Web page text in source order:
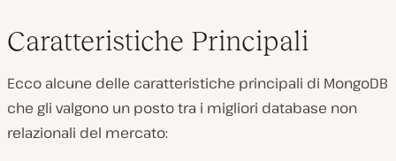
Caratteristiche Principali
Ecco alcune delle caratteristiche principali di MongoDB
che gli valgono un posto tra i migliori database non
relazionali del mercato: